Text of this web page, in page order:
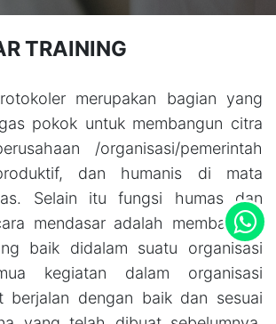
TRAINING
merupakan bagian yang
pokok untuk membangun citra
/organisasi/pemerintah
dan humanis di mata
Selain itu fungsi humas dan
mendasar adalah membangun
baik didalam suatu organisasi
kegiatan dalam organisasi
berjalan dengan baik dan sesuai